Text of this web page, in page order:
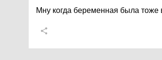
Мну когда беременная была тоже